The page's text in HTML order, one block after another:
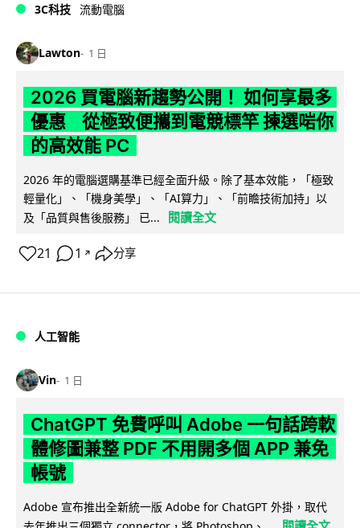
3C科技 流動電腦
Lawton 1 日
2026 買電腦新趨勢公開！ 如何享最多
優惠 從極致便攜到電競標竿 揀選啱你
的高效能 PC
2026 年的電腦選購基準已經全面升級。除了基本效能，「極致
輕量化」、「機身美學」、「AI算力」、「前瞻技術加持」以
及「品質與售後服務」 已...
閱讀全文
21 1 ↗ 分享
人工智能
Vin 1 日
ChatGPT 免費呼叫 Adobe 一句話跨軟
體修圖兼整 PDF 不用開多個 APP 兼免
帳號
Adobe 宣布推出全新統一版 Adobe for ChatGPT 外掛，取代